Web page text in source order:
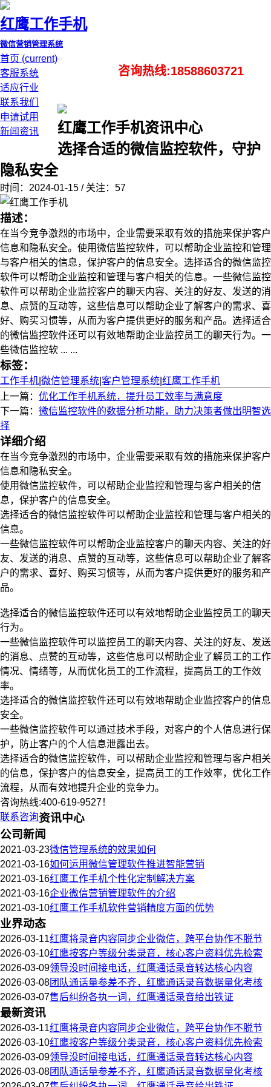
红鹰工作手机
微信营销管理系统
首页 (current)
客服系统
适应行业
联系我们
申请试用
新闻资讯
咨询热线:18588603721
红鹰工作手机资讯中心
选择合适的微信监控软件，守护
隐私安全
时间：2024-01-15 / 关注：57
描述：
在当今竞争激烈的市场中，企业需要采取有效的措施来保护客户
信息和隐私安全。使用微信监控软件，可以帮助企业监控和管理
与客户相关的信息，保护客户的信息安全。选择适合的微信监控
软件可以帮助企业监控和管理与客户相关的信息。一些微信监控
软件可以帮助企业监控客户的聊天内容、关注的好友、发送的消
息、点赞的互动等，这些信息可以帮助企业了解客户的需求、喜
好、购买习惯等，从而为客户提供更好的服务和产品。选择适合
的微信监控软件还可以有效地帮助企业监控员工的聊天行为。一
些微信监控软 ... ...
标签：
工作手机 微信管理系统 客户管理系统 红鹰工作手机
上一篇： 优化工作手机系统，提升员工效率与满意度
下一篇： 微信监控软件的数据分析功能，助力决策者做出明智选
择
详细介绍
在当今竞争激烈的市场中，企业需要采取有效的措施来保护客户
信息和隐私安全。
使用微信监控软件，可以帮助企业监控和管理与客户相关的信
息，保护客户的信息安全。
选择适合的微信监控软件可以帮助企业监控和管理与客户相关的
信息。
一些微信监控软件可以帮助企业监控客户的聊天内容、关注的好
友、发送的消息、点赞的互动等，这些信息可以帮助企业了解客
户的需求、喜好、购买习惯等，从而为客户提供更好的服务和产
品。
选择适合的微信监控软件还可以有效地帮助企业监控员工的聊天
行为。
一些微信监控软件可以监控员工的聊天内容、关注的好友、发送
的消息、点赞的互动等，这些信息可以帮助企业了解员工的工作
情况、情绪等，从而优化员工的工作流程，提高员工的工作效
率。
选择适合的微信监控软件还可以有效地帮助企业监控客户的信息
安全。
一些微信监控软件可以通过技术手段，对客户的个人信息进行保
护，防止客户的个人信息泄露出去。
选择适合的微信监控软件，可以帮助企业监控和管理与客户相关
的信息，保护客户的信息安全，提高员工的工作效率，优化工作
流程，从而有效地提升企业的竞争力。
咨询热线:400-619-9527！
联系咨询资讯中心
公司新闻
2021-03-23微信管理系统的效果如何
2021-03-16如何运用微信管理软件推进智能营销
2021-03-16红鹰工作手机个性化定制解决方案
2021-03-16企业微信营销管理软件的介绍
2021-03-10红鹰工作手机软件营销精度方面的优势
业界动态
2026-03-11红鹰将录音内容同步企业微信，跨平台协作不脱节
2026-03-10红鹰按客户等级分类录音，核心客户资料优先检索
2026-03-09领导没时间接电话，红鹰通话录音转达核心内容
2026-03-08团队通话量参差不齐，红鹰通话录音数据量化考核
2026-03-07售后纠纷各执一词，红鹰通话录音给出铁证
最新资讯
2026-03-11红鹰将录音内容同步企业微信，跨平台协作不脱节
2026-03-10红鹰按客户等级分类录音，核心客户资料优先检索
2026-03-09领导没时间接电话，红鹰通话录音转达核心内容
2026-03-08团队通话量参差不齐，红鹰通话录音数据量化考核